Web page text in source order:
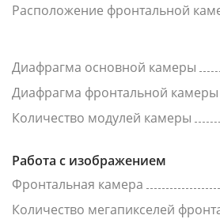
Расположение фронтальной
Диафрагма основной камеры
Диафрагма фронтальной камеры
Количество модулей камеры
Работа с изображением
Фронтальная камера
Количество мегапикселей